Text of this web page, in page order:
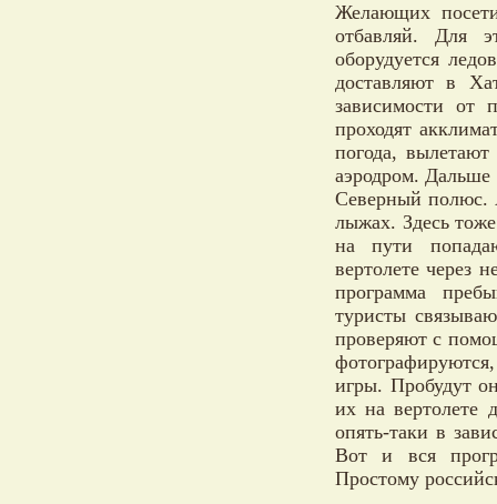
Желающих
отбавляй. Для
оборудуется
доставляют в
зависимости от
проходят
погода,
аэродром. Дальше
Северный полюс.
лыжах. Здесь
на пути
вертолете через
программа
туристы
проверяют с
игры. Пробудут
их на вертолете
опять-таки в
Вот и вся
Простому